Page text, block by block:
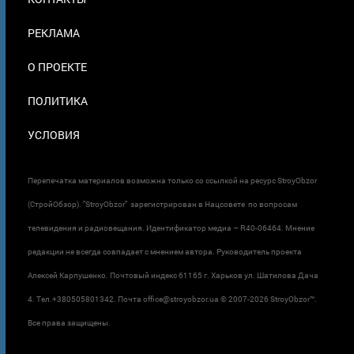
В
РЕКЛАМА
О ПРОЕКТЕ
ПОЛИТИКА
УСЛОВИЯ
Перепечатка материалов возможна только со ссылкой на ресурс StroyObzor
(СтройОбзор). "StroyObzor" зарегистрирован в Нацсовете по вопросам
телевидения и радиовещания. Идентификатор медиа – R40-06464. Мнение
редакции не всегда совпадает с мнением автора. Руководитель проекта
Алексей Карпушенко. Почтовый индекс 61165 г. Харьков ул. Шатилова Дача
4. Тел.+380505801342. Почта office@stroyobzor.ua © 2007-2026 StroyObzor™.
Все права защищены.